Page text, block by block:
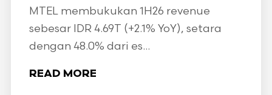
MTEL membukukan 1H26 revenue
sebesar IDR 4.69T (+2.1% YoY), setara
dengan 48.0% dari es...
READ MORE